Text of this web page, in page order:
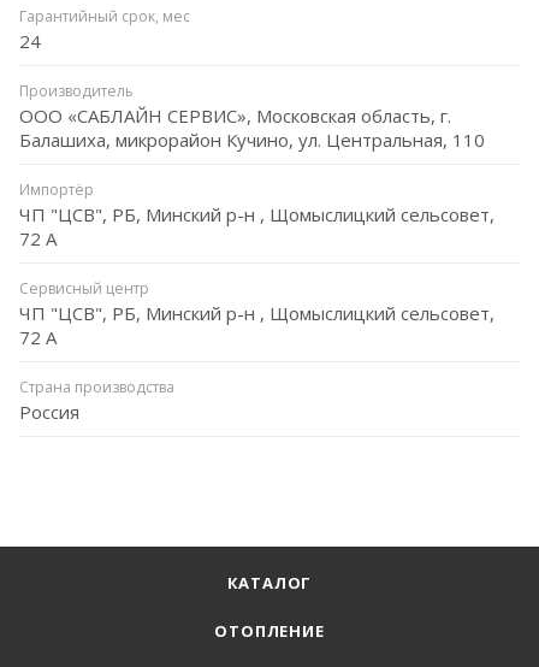
Гарантийный срок, мес
24
Производитель
ООО «САБЛАЙН СЕРВИС», Московская область, г.
Балашиха, микрорайон Кучино, ул. Центральная, 110
Импортёр
ЧП "ЦСВ", РБ, Минский р-н , Щомыслицкий сельсовет,
72 А
Сервисный центр
ЧП "ЦСВ", РБ, Минский р-н , Щомыслицкий сельсовет,
72 А
Страна производства
Россия
КАТАЛОГ
ОТОПЛЕНИЕ